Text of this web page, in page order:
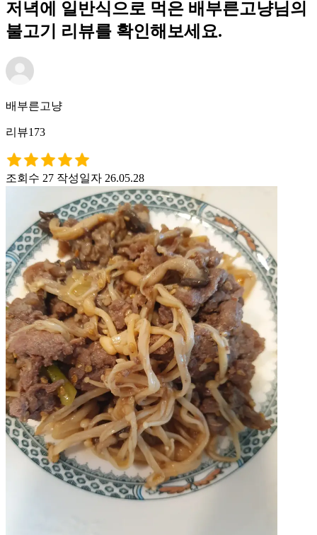
저녁에 일반식으로 먹은 배부른고냥님의
불고기 리뷰를 확인해보세요.
배부른고냥
리뷰173
조회수 27 작성일자 26.05.28